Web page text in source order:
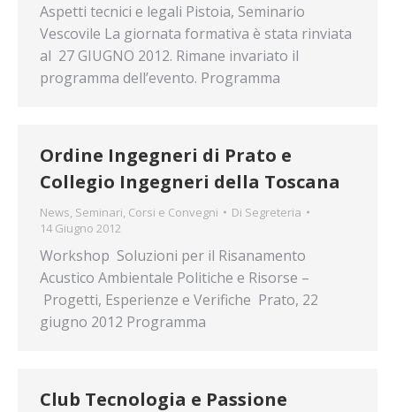
Aspetti tecnici e legali Pistoia, Seminario
Vescovile La giornata formativa è stata rinviata
al 27 GIUGNO 2012. Rimane invariato il
programma dell’evento. Programma
Ordine Ingegneri di Prato e
Collegio Ingegneri della Toscana
News, Seminari, Corsi e Convegni Di Segreteria
14 Giugno 2012
Workshop Soluzioni per il Risanamento
Acustico Ambientale Politiche e Risorse –
Progetti, Esperienze e Verifiche Prato, 22
giugno 2012 Programma
Club Tecnologia e Passione